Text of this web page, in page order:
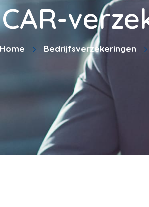
CAR-
Home Bedrijfsverzekeringen